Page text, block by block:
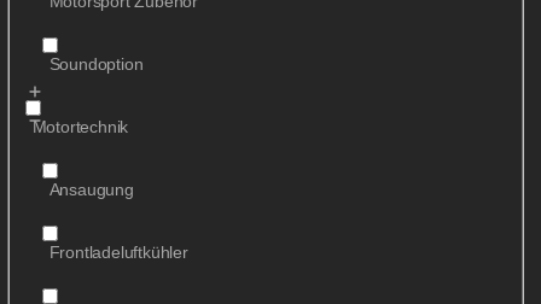
Soundoption
Motortechnik
Ansaugung
Frontladeluftkühler